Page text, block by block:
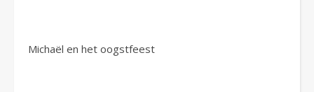
Michaël en het oogstfeest